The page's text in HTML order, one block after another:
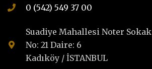
0 (542) 549 37 00
Suadiye Mahallesi Noter Sokak
No: 21 Daire: 6
Kadıköy / İSTANBUL